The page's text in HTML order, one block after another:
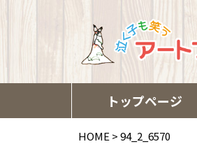
トップページ
HOME >94_2_6570